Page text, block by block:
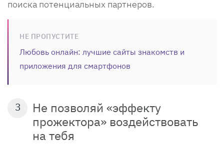
поиска потенциальных партнеров.
НЕ ПРОПУСТИТЕ
Любовь онлайн: лучшие сайты знакомств и
приложения для смартфонов
3
Не позволяй «эффекту
прожектора» воздействовать
на тебя